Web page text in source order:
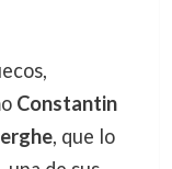
Constantin
, que lo